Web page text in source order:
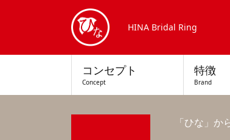
HINA Bridal Ring
コンセプト
Concept
特徴
Brand
「ひな」